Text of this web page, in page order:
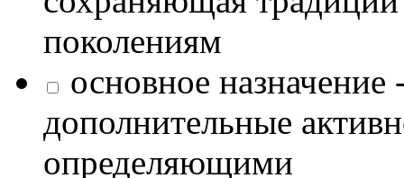
поколениям
основное назначение
дополнительные
определяющими